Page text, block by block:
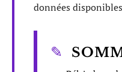
données